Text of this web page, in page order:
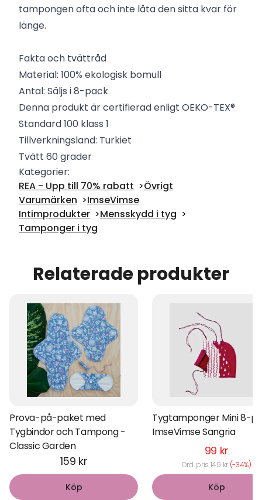
tampongen ofta och inte låta den sitta kvar för
länge.
Fakta och tvättråd
Material: 100% ekologisk bomull
Antal: Säljs i 8-pack
Denna produkt är certifierad enligt OEKO-TEX®
Standard 100 klass 1
Tillverkningsland: Turkiet
Tvätt 60 grader
Kategorier:
REA - Upp till 70% rabatt
Övrigt
Varumärken
ImseVimse
Intimprodukter
Mensskydd i tyg
Tamponger i tyg
Relaterade produkter
Prova-på-paket med
Tygbindor och Tampong -
Classic Garden
159 kr
Köp
Tygtamponger Mini 8-
ImseVimse Sangria
99 kr
Ord. pris 149 kr (-34%)
Köp